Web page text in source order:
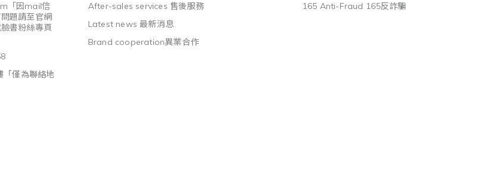
「因mail信
題請至官網
書粉絲專頁
「僅為聯絡地
After-sales services 售後服務
Latest news 最新消息
Brand cooperation異業合作
165 Anti-Fraud 165反詐騙